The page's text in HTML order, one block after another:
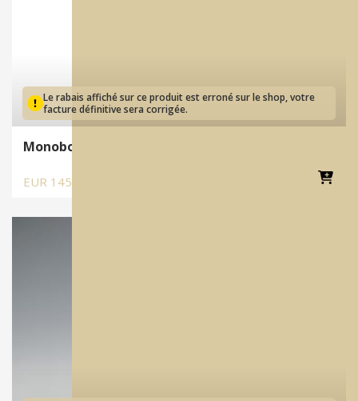
Le rabais affiché sur ce produit est erroné sur le shop, votre
facture définitive sera corrigée.
Monobond Plus | Bonder
EUR 145.45